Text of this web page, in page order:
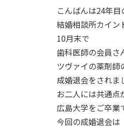
こんばんは24年目
結婚相談所カイン
10月末で
歯科医師の会員さ
ツヴァイの薬剤師
成婚退会をされま
お二人には共通点
広島大学をご卒業
今回の成婚退会は